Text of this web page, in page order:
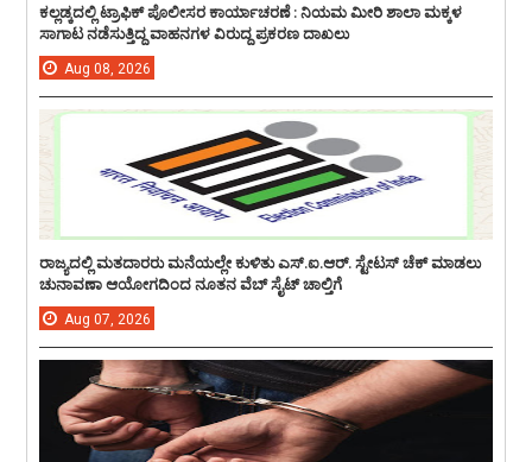
ಕಲ್ಲಡ್ಕದಲ್ಲಿ ಟ್ರಾಫಿಕ್ ಪೊಲೀಸರ ಕಾರ್ಯಾಚರಣೆ : ನಿಯಮ ಮೀರಿ ಶಾಲಾ ಮಕ್ಕಳ
ಸಾಗಾಟ ನಡೆಸುತ್ತಿದ್ದ ವಾಹನಗಳ ವಿರುದ್ದ ಪ್ರಕರಣ ದಾಖಲು
Aug 08, 2026
ರಾಜ್ಯದಲ್ಲಿ ಮತದಾರರು ಮನೆಯಲ್ಲೇ ಕುಳಿತು ಎಸ್.ಐ.ಆರ್. ಸ್ಟೇಟಸ್ ಚೆಕ್ ಮಾಡಲು
ಚುನಾವಣಾ ಆಯೋಗದಿಂದ ನೂತನ ವೆಬ್ ಸೈಟ್ ಚಾಲ್ತಿಗೆ
Aug 07, 2026